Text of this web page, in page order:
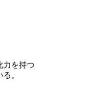
力を持つ
。